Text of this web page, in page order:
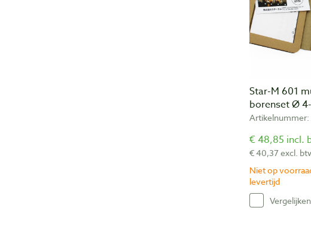
Star-M 601
borenset Ø
Artikelnummer:
€ 48,85 incl.
€ 40,37 excl.
Niet op
levertijd
Vergelijken